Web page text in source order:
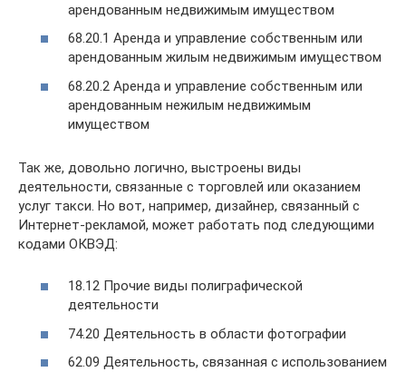
арендованным недвижимым имуществом
68.20.1 Аренда и управление собственным или
арендованным жилым недвижимым имуществом
68.20.2 Аренда и управление собственным или
арендованным нежилым недвижимым
имуществом
Так же, довольно логично, выстроены виды
деятельности, связанные с торговлей или оказанием
услуг такси. Но вот, например, дизайнер, связанный с
Интернет-рекламой, может работать под следующими
кодами ОКВЭД:
18.12 Прочие виды полиграфической
деятельности
74.20 Деятельность в области фотографии
62.09 Деятельность, связанная с использованием